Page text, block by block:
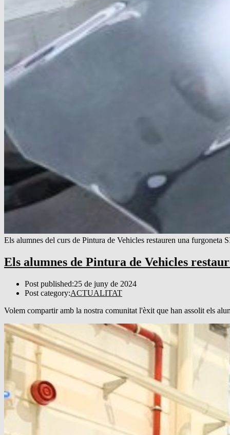
Els alumnes del curs de Pintura de Vehicles restauren una furgoneta
Els alumnes de Pintura de Vehicles
Post published:25 de juny de 2024
Post category:ACTUALITAT
Volem compartir amb la nostra comunitat l'èxit que han assolit els